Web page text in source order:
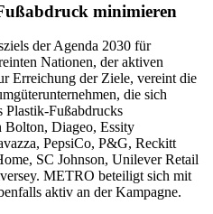
minimieren
der Agenda 2030 für
Nationen, der aktiven
Erreichung der Ziele, vereint die
die sich
Plastik-Fußabdrucks
Bolton, Diageo, Essity
PepsiCo, P&G, Reckitt
SC Johnson, Unilever Retail
METRO beteiligt sich mit
aktiv an der Kampagne.